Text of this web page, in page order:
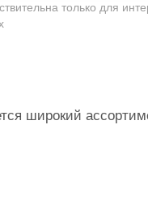
только для
широкий